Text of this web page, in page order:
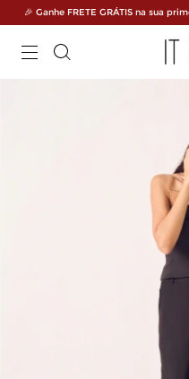
🎉 Ganhe FRETE GRÁTIS na sua